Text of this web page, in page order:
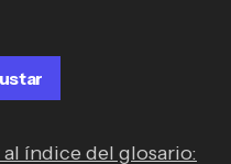
al índice del glosario: